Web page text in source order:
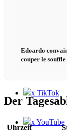
x Instagram
x TikTok
x YouTube
Edoardo
couper le souffle
Der
Uhrzeit